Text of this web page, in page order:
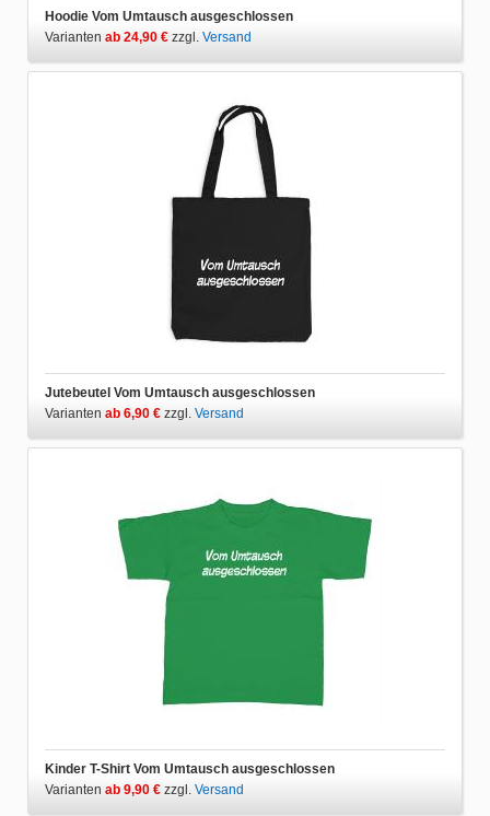
Hoodie Vom Umtausch ausgeschlossen
Varianten ab 24,90 € zzgl. Versand
Jutebeutel Vom Umtausch ausgeschlossen
Varianten ab 6,90 € zzgl. Versand
Kinder T-Shirt Vom Umtausch ausgeschlossen
Varianten ab 9,90 € zzgl. Versand